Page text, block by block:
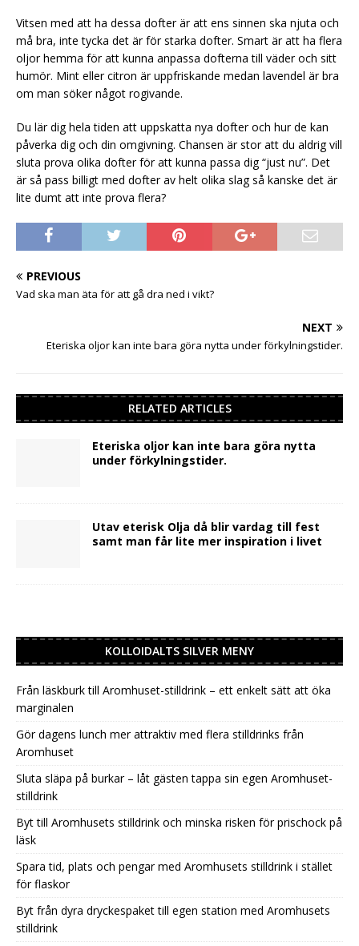
Vitsen med att ha dessa dofter är att ens sinnen ska njuta och
må bra, inte tycka det är för starka dofter. Smart är att ha flera
oljor hemma för att kunna anpassa dofterna till väder och sitt
humör. Mint eller citron är uppfriskande medan lavendel är bra
om man söker något rogivande.
Du lär dig hela tiden att uppskatta nya dofter och hur de kan
påverka dig och din omgivning. Chansen är stor att du aldrig vill
sluta prova olika dofter för att kunna passa dig “just nu”. Det
är så pass billigt med dofter av helt olika slag så kanske det är
lite dumt att inte prova flera?
PREVIOUS
Vad ska man äta för att gå dra ned i vikt?
NEXT
Eteriska oljor kan inte bara göra nytta under förkylningstider.
RELATED ARTICLES
Eteriska oljor kan inte bara göra nytta
under förkylningstider.
Utav eterisk Olja då blir vardag till fest
samt man får lite mer inspiration i livet
KOLLOIDALTS SILVER MENY
Från läskburk till Aromhuset-stilldrink – ett enkelt sätt att öka
marginalen
Gör dagens lunch mer attraktiv med flera stilldrinks från
Aromhuset
Sluta släpa på burkar – låt gästen tappa sin egen Aromhuset-
stilldrink
Byt till Aromhusets stilldrink och minska risken för prischock på
läsk
Spara tid, plats och pengar med Aromhusets stilldrink i stället
för flaskor
Byt från dyra dryckespaket till egen station med Aromhusets
stilldrink